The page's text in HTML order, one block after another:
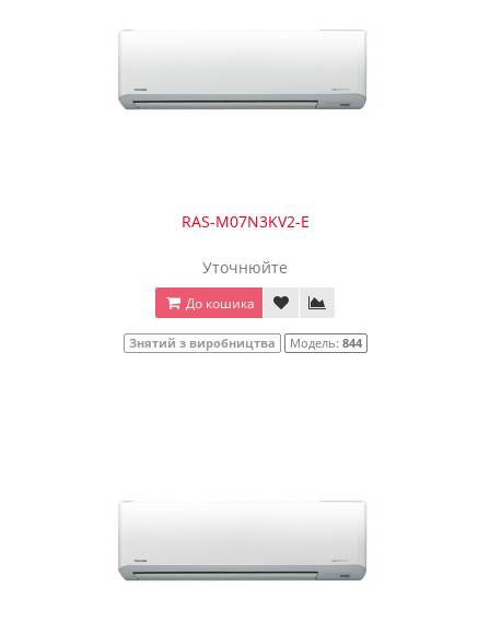
RAS-M07N3KV2-Е
Уточнюйте
До кошика
Знятий з виробництва Модель: 844